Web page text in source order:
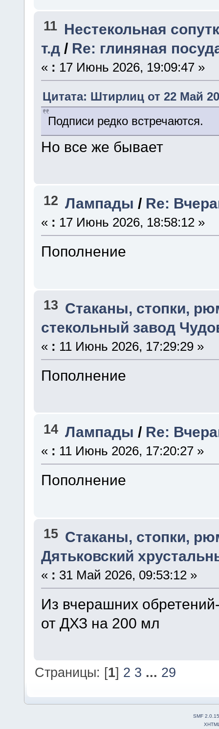
11 Нестекольная
т.д/ Re: глиняная
« : 17 Июнь 2026, 19:09:47 »
Цитата: Штирлиц от 22 Май
Подписи редко встречаются.
Но все же бывает
12 Лампады / Re:
« : 17 Июнь 2026, 18:58:12 »
Пополнение
13 Стаканы, стопки,
стекольный завод
« : 11 Июнь 2026, 17:29:29 »
Пополнение
14 Лампады / Re:
« : 11 Июнь 2026, 17:20:27 »
Пополнение
15 Стаканы, стопки,
Дятьковский
« : 31 Май 2026, 09:53:12 »
Из вчерашних
от ДХЗ на 200 мл
Страницы: [1] 2 3 ... 29
SMF 2.0.15